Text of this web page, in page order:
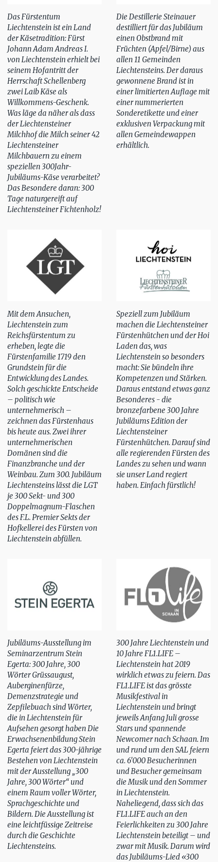
Das Fürstentum
Liechtenstein ist ein Land
der Käsetradition: Fürst
Johann Adam Andreas I.
von Liechtenstein erhielt bei
seinem Hofantritt der
Herrschaft Schellenberg
zwei Laib Käse als
Willkommens-Geschenk.
Was läge da näher als dass
der Liechtensteiner
Milchhof die Milch seiner 42
Liechtensteiner
Milchbauern zu einem
speziellen 300Jahr-
Jubiläums-Käse verarbeitet?
Das Besondere daran: 300
Tage naturgereift auf
Liechtensteiner Fichtenholz!
Die Destillerie Steinauer
destilliert für das Jubiläum
einen Obstbrand mit
Früchten (Apfel/Birne) aus
allen 11 Gemeinden
Liechtensteins. Der daraus
gewonnene Brand ist in
einer limitierten Auflage mit
einer nummerierten
Sonderetikette und einer
exklusiven Verpackung mit
allen Gemeindewappen
erhältlich.
Mit dem Ansuchen,
Liechtenstein zum
Reichsfürstentum zu
erheben, legte die
Fürstenfamilie 1719 den
Grundstein für die
Entwicklung des Landes.
Solch geschickte Entscheide
– politisch wie
unternehmerisch –
zeichnen das Fürstenhaus
bis heute aus. Zwei ihrer
unternehmerischen
Domänen sind die
Finanzbranche und der
Weinbau. Zum 300. Jubiläum
Liechtensteins lässt die LGT
je 300 Sekt- und 300
Doppelmagnum-Flaschen
des F.L. Premier Sekts der
Hofkellerei des Fürsten von
Liechtenstein abfüllen.
Speziell zum Jubiläum
machen die Liechtensteiner
Fürstenhütchen und der Hoi
Laden das, was
Liechtenstein so besonders
macht: Sie bündeln ihre
Kompetenzen und Stärken.
Daraus entstand etwas ganz
Besonderes - die
bronzefarbene 300 Jahre
Jubiläums Edition der
Liechtensteiner
Fürstenhütchen. Darauf sind
alle regierenden Fürsten des
Landes zu sehen und wann
sie unser Land regiert
haben. Einfach fürstlich!
Jubiläums-Ausstellung im
Seminarzentrum Stein
Egerta: 300 Jahre, 300
Wörter Grüssaugust,
Auberginenfürze,
Demenzstrategie und
Zepfilebuach sind Wörter,
die in Liechtenstein für
Aufsehen gesorgt haben Die
Erwachsenenbildung Stein
Egerta feiert das 300-jährige
Bestehen von Liechtenstein
mit der Ausstellung „300
Jahre, 300 Wörter“ und
einem Raum voller Wörter,
Sprachgeschichte und
Bildern. Die Ausstellung ist
eine leichtfüssige Zeitreise
durch die Geschichte
Liechtensteins.
300 Jahre Liechtenstein und
10 Jahre FL1.LIFE –
Liechtenstein hat 2019
wirklich etwas zu feiern. Das
FL1.LIFE ist das grösste
Musikfestival in
Liechtenstein und bringt
jeweils Anfang Juli grosse
Stars und spannende
Newcomer nach Schaan. Im
und rund um den SAL feiern
ca. 6'000 Besucherinnen
und Besucher gemeinsam
die Musik und den Sommer
in Liechtenstein.
Naheliegend, dass sich das
FL1.LIFE auch an den
Feierlichkeiten zu 300 Jahre
Liechtenstein beteiligt – und
zwar mit Musik. Darum wird
das Jubiläums-Lied «300